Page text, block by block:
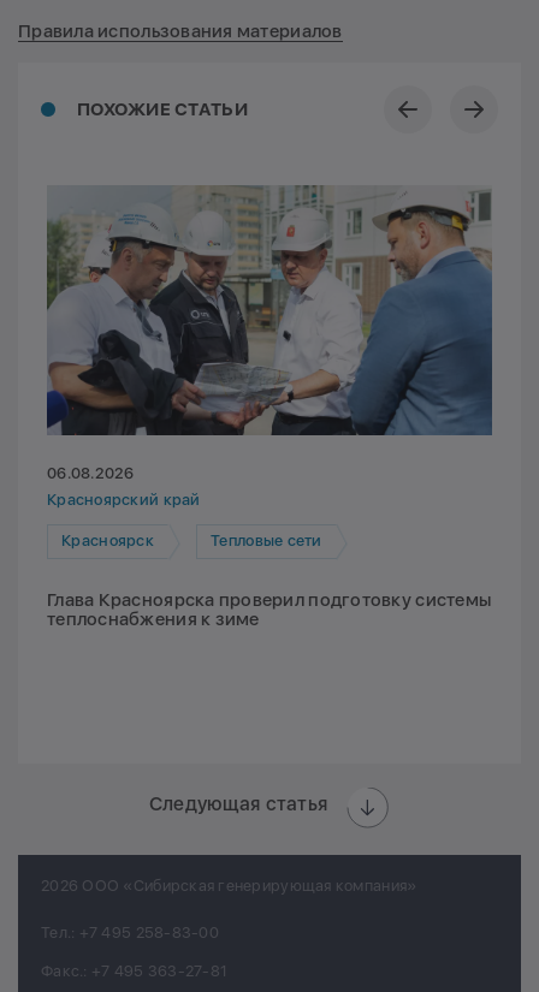
ПОХОЖИЕ СТАТЬИ
06.08.2026
Красноярский край
Красноярск Тепловые сети
Глава Красноярска проверил подготовку системы
теплоснабжения к зиме
Следующая статья
Правила использования материалов
2026 ООО «Сибирская генерирующая компания»
Тел.: +7 495 258-83-00
Факс.: +7 495 363-27-81